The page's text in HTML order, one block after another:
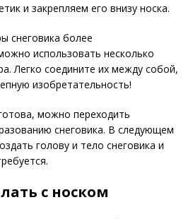
и закрепляем его внизу носка.
снеговика более
использовать несколько
Легко соедините их между собой,
изобретательность!
можно переходить
снеговика. В следующем
голову и тело снеговика и
с носком